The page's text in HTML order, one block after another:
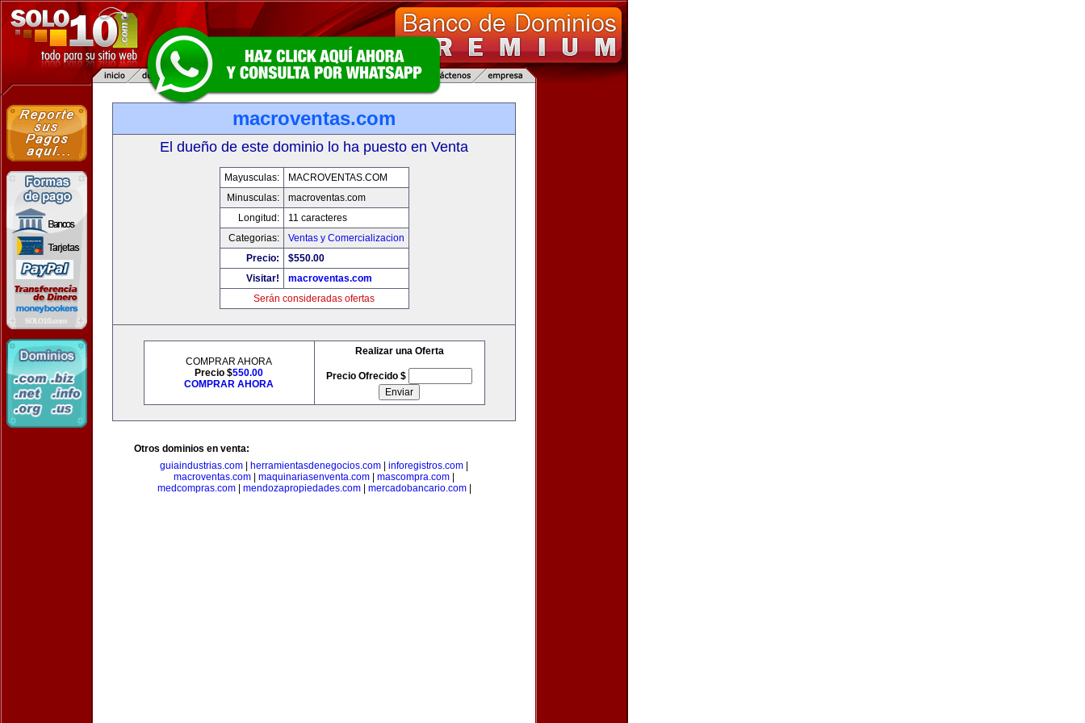
macroventas.com
El dueño de este dominio lo ha puesto en Venta
Mayusculas:
MACROVENTAS.COM
Minusculas:
macroventas.com
Longitud:
11 caracteres
Categorias:
Ventas y Comercializacion
Precio:
$550.00
Visitar!
macroventas.com
Serán consideradas ofertas
COMPRAR AHORA
Precio $550.00
COMPRAR AHORA
Realizar una Oferta
Precio Ofrecido $
Otros dominios en venta:
guiaindustrias.com
herramientasdenegocios.com inforegistros.com
macroventas.com
maquinariasenventa.com mascompra.com
medcompras.com| mendozapropiedades.com| mercadobancario.com|